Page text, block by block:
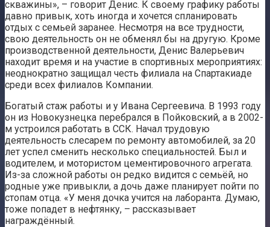
скважины», – говорит Денис. К своему графику работы
давно привык, хоть иногда и хочется спланировать
отдых с семьей заранее. Несмотря на все трудности,
свою деятельность он не обменял бы на другую. Кроме
производственной деятельности, Денис Валерьевич
находит время и на участие в спортивных мероприятиях:
неоднократно защищал честь филиала на Спартакиаде
среди всех филиалов Компании.
Богатый стаж работы и у Ивана Сергеевича. В 1993 году
он из Новокузнецка перебрался в Пойковский, а в 2002-
м устроился работать в ССК. Начал трудовую
деятельность слесарем по ремонту автомобилей, за 20
лет успел сменить несколько специальностей. Был и
водителем, и мотористом цементировочного агрегата.
Из-за сложной работы он редко видится с семьёй, но
родные уже привыкли, а дочь даже планирует пойти по
стопам отца. «У меня дочка учится на лаборанта. Думаю,
тоже попадет в нефтянку, – рассказывает
награждённый.